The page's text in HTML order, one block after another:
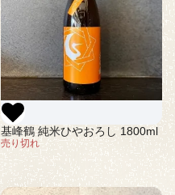
基峰鶴 純米ひやおろし 1800ml
売り切れ